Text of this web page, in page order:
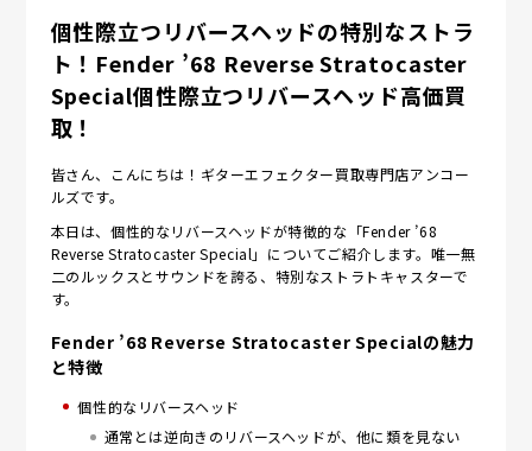
個性際立つリバースヘッドの特別なストラ
ト！Fender ’68 Reverse Stratocaster
Special個性際立つリバースヘッド高価買
取！
皆さん、こんにちは！ギターエフェクター買取専門店アンコー
ルズです。
本日は、個性的なリバースヘッドが特徴的な「Fender ’68
Reverse Stratocaster Special」についてご紹介します。唯一無
二のルックスとサウンドを誇る、特別なストラトキャスターで
す。
Fender ’68 Reverse Stratocaster Specialの魅力
と特徴
個性的なリバースヘッド
通常とは逆向きのリバースヘッドが、他に類を見ない